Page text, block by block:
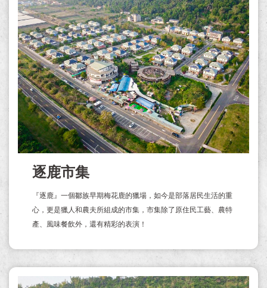
逐鹿市集
『逐鹿』一個鄒族早期梅花鹿的獵場，如今是部落居民生活的重
心，更是獵人和農夫所組成的市集，市集除了原住民工藝、農特
產、風味餐飲外，還有精彩的表演！